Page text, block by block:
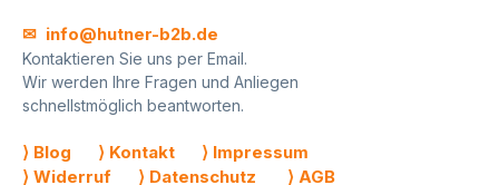
durch abklappbare
Abreißschiene Mit glatter
Abreißschiene für saubere
Papierabtrennung Geeignet
für Papierrollen bis max. 22
max. 20 kg Rollengewicht
Federnde Abreißschiene für
möglich. Auf
✉ info@hutner-b2b.de
Kontaktieren Sie uns per Email.
Wir werden Ihre Fragen und Anliegen
schnellstmöglich beantworten.
⟩ Blog ⟩ Kontakt
⟩ Impressum
⟩ Widerruf
⟩ Datenschutz ⟩ AGB